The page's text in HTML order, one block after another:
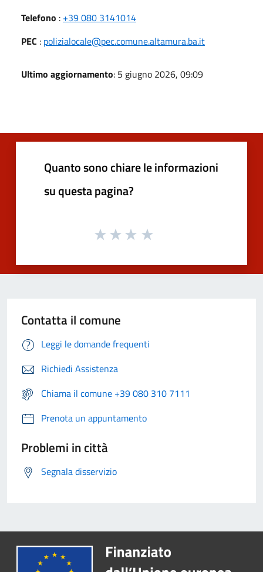
Telefono : +39 080 3141014
PEC : polizialocale@pec.comune.altamura.ba.it
Ultimo aggiornamento: 5 giugno 2026, 09:09
Quanto sono chiare le informazioni
su questa pagina?
Contatta il comune
Leggi le domande frequenti
Richiedi Assistenza
Chiama il comune +39 080 310 7111
Prenota un appuntamento
Problemi in città
Segnala disservizio